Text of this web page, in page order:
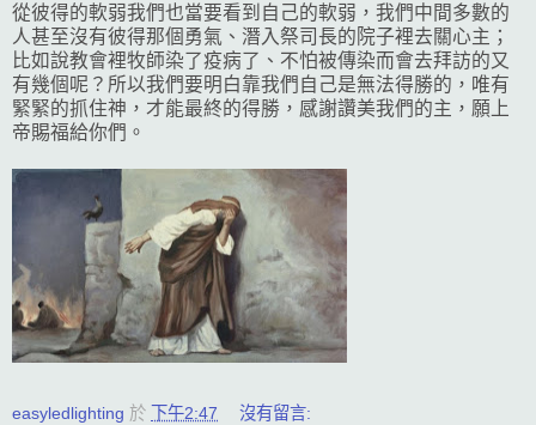
從彼得的軟弱我們也當要看到自己的軟弱，我們中間多數的
人甚至沒有彼得那個勇氣、潛入祭司長的院子裡去關心主；
比如說教會裡牧師染了疫病了、不怕被傳染而會去拜訪的又
有幾個呢？所以我們要明白靠我們自己是無法得勝的，唯有
緊緊的抓住神，才能最終的得勝，感謝讚美我們的主，願上
帝賜福給你們。
easyledlighting 於 下午2:47 沒有留言: